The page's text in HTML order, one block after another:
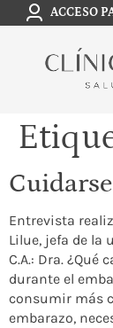
ACCESO
Entrevista
Lilue, jefa de la
C.A.: Dra.
durante el
consumir más
embarazo,